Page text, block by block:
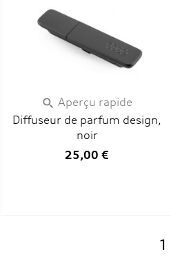
 Aperçu rapide
Diffuseur de parfum design,
noir
25,00 €
1